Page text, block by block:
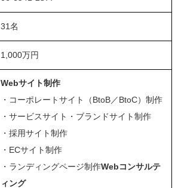
31名
1,000万円
Webサイト制作
・コーポレートサイト（BtoB／BtoC）制作
・サービスサイト・ブランドサイト制作
・採用サイト制作
・ECサイト制作
・ランディングページ制作Webコンサルテ
ィング